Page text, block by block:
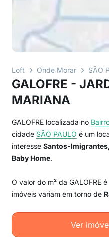
Loft Onde Morar SÃO
GALOFRE -
MARIANA
GALOFRE localizada no
cidade SÃO PAULO é um
interesse Santos-
Baby Home.
O valor do m² da GALOFRE
imóveis variam em torno de
Ver